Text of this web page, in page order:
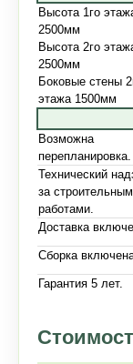
Высота 1го
2500мм
Высота 2го
2500мм
Боковые стены
этажа 1500мм
Возможна
перепланировка.
Технический
за
работами.
Доставка
Сборка
Гарантия 5 лет.